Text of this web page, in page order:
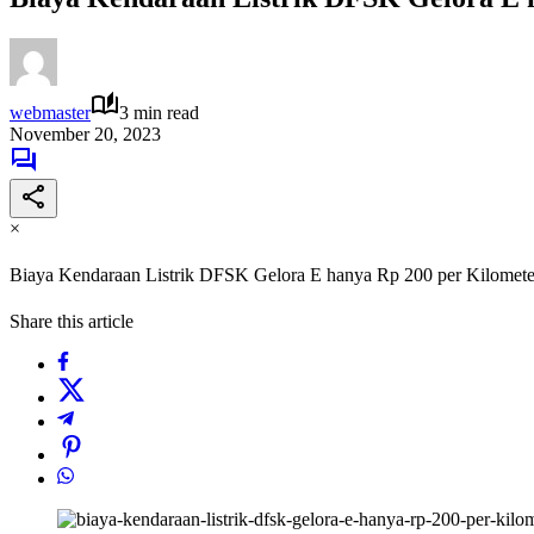
webmaster
3 min read
November 20, 2023
×
Biaya Kendaraan Listrik DFSK Gelora E hanya Rp 200 per
Share this article